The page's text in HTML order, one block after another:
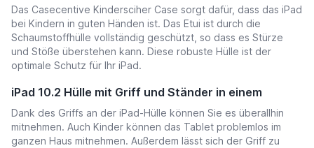
Das Casecentive Kindersciher Case sorgt dafür, dass das iPad
bei Kindern in guten Händen ist. Das Etui ist durch die
Schaumstoffhülle vollständig geschützt, so dass es Stürze
und Stöße überstehen kann. Diese robuste Hülle ist der
optimale Schutz für Ihr iPad.
iPad 10.2 Hülle mit Griff und Ständer in einem
Dank des Griffs an der iPad-Hülle können Sie es überallhin
mitnehmen. Auch Kinder können das Tablet problemlos im
ganzen Haus mitnehmen. Außerdem lässt sich der Griff zu